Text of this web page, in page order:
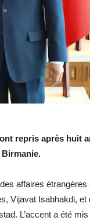
repris après huit
affaires
Vijavat Isabhakdi, et
L’accent a été